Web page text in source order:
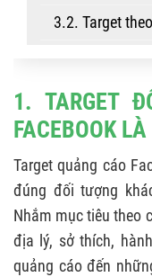
3.2. Target
3.4. Nhắm đối
3.5. Target đối
3.6. Target
4. CÁCH
CAO)
4.1. Target
1. TARGET
FACEBOOK LÀ
Target quảng cáo
đúng đối tượng
Nhắm mục tiêu theo
địa lý, sở thích,
quảng cáo đến